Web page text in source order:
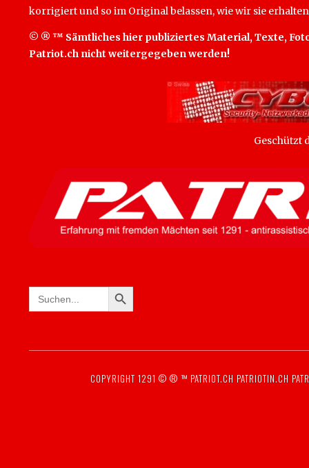
korrigiert und so im Original belassen, wie wir sie
© ® ™ Sämtliches hier publiziertes Material, Texte,
Patriot.ch nicht weitergegeben werden!
Geschützt
Search
for:
SEARCH BUTTON
COPYRIGHT 1291 © ® ™ PATRIOT.CH PATRIOTIN.CH